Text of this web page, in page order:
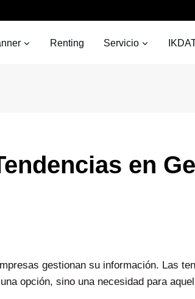
Renting Servicio
en
gestionan su información. Las
opción, sino una necesidad para